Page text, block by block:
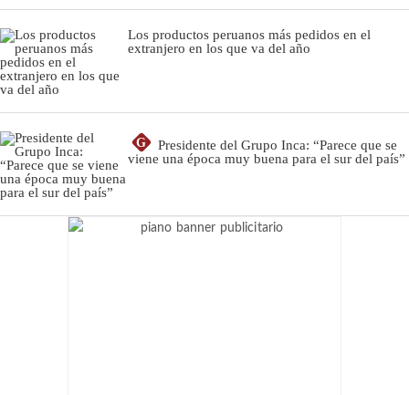
Los productos peruanos más pedidos en el
extranjero en los que va del año
G
Presidente del Grupo Inca: “Parece que se
viene una época muy buena para el sur del país”